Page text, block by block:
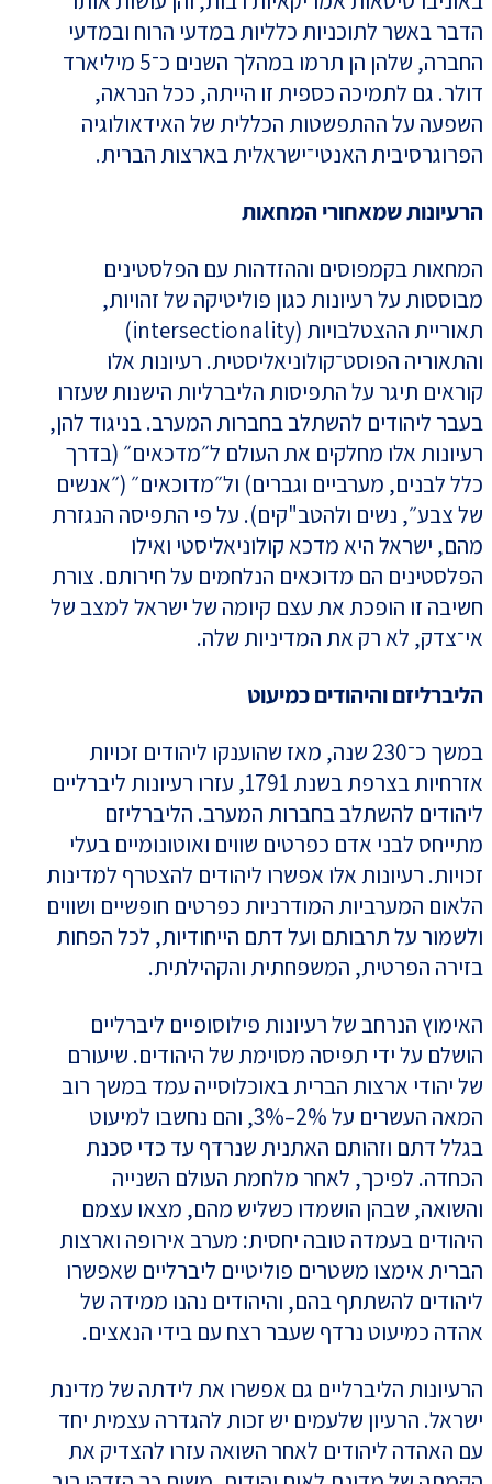
הדבר באשר לתוכניות כלליות במדעי הרוח ובמדעי
החברה, שלהן הן תרמו במהלך השנים כ־5 מיליארד
דולר. גם לתמיכה כספית זו הייתה, ככל הנראה,
השפעה על ההתפשטות הכללית של האידאולוגיה
הפרוגרסיבית האנטי־ישראלית בארצות הברית.
הרעיונות שמאחורי המחאות
המחאות בקמפוסים וההזדהות עם הפלסטינים
מבוססות על רעיונות כגון פוליטיקה של זהויות,
תאוריית ההצטלבויות (intersectionality)
והתאוריה הפוסט־קולוניאליסטית. רעיונות אלו
קוראים תיגר על התפיסות הליברליות הישנות שעזרו
בעבר ליהודים להשתלב בחברות המערב. בניגוד להן,
רעיונות אלו מחלקים את העולם ל״מדכאים״ (בדרך
כלל לבנים, מערביים וגברים) ול״מדוכאים״ (״אנשים
של צבע״, נשים ולהטב"קים). על פי התפיסה הנגזרת
מהם, ישראל היא מדכא קולוניאליסטי ואילו
הפלסטינים הם מדוכאים הנלחמים על חירותם. צורת
חשיבה זו הופכת את עצם קיומה של ישראל למצב של
אי־צדק, לא רק את המדיניות שלה.
הליברליזם והיהודים כמיעוט
במשך כ־230 שנה, מאז שהוענקו ליהודים זכויות
אזרחיות בצרפת בשנת 1791, עזרו רעיונות ליברליים
ליהודים להשתלב בחברות המערב. הליברליזם
מתייחס לבני אדם כפרטים שווים ואוטונומיים בעלי
זכויות. רעיונות אלו אפשרו ליהודים להצטרף למדינות
הלאום המערביות המודרניות כפרטים חופשיים ושווים
ולשמור על תרבותם ועל דתם הייחודיות, לכל הפחות
בזירה הפרטית, המשפחתית והקהילתית.
האימוץ הנרחב של רעיונות פילוסופיים ליברליים
הושלם על ידי תפיסה מסוימת של היהודים. שיעורם
של יהודי ארצות הברית באוכלוסייה עמד במשך רוב
המאה העשרים על 2%–3%, והם נחשבו למיעוט
בגלל דתם וזהותם האתנית שנרדף עד כדי סכנת
הכחדה. לפיכך, לאחר מלחמת העולם השנייה
והשואה, שבהן הושמדו כשליש מהם, מצאו עצמם
היהודים בעמדה טובה יחסית: מערב אירופה וארצות
הברית אימצו משטרים פוליטיים ליברליים שאפשרו
ליהודים להשתתף בהם, והיהודים נהנו ממידה של
אהדה כמיעוט נרדף שעבר רצח עם בידי הנאצים.
הרעיונות הליברליים גם אפשרו את לידתה של מדינת
ישראל. הרעיון שלעמים יש זכות להגדרה עצמית יחד
עם האהדה ליהודים לאחר השואה עזרו להצדיק את